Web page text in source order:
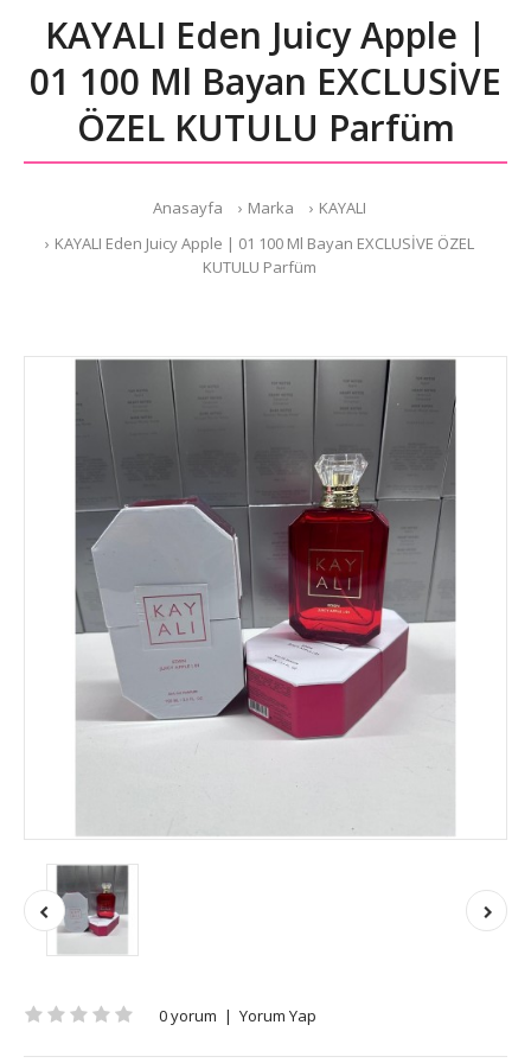
KAYALI Eden Juicy Apple |
01 100 Ml Bayan EXCLUSİVE
ÖZEL KUTULU Parfüm
Anasayfa Marka
KAYALI
KAYALI Eden Juicy Apple | 01 100 Ml Bayan EXCLUSİVE ÖZEL
KUTULU Parfüm
0 yorum | Yorum Yap